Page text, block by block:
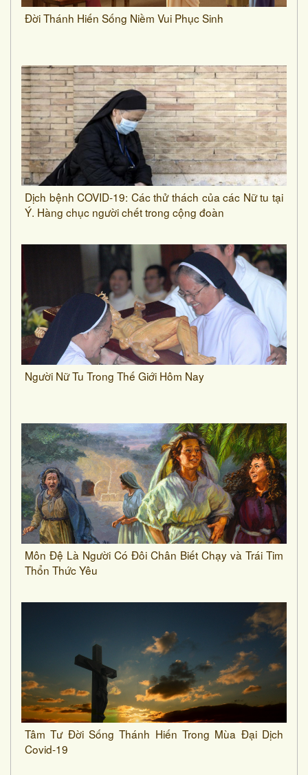
Đời Thánh Hiến Sống Niềm Vui Phục Sinh
Dịch bệnh COVID-19: Các thử thách của các Nữ tu tại
Ý. Hàng chục người chết trong cộng đoàn
Người Nữ Tu Trong Thế Giới Hôm Nay
Môn Đệ Là Người Có Đôi Chân Biết Chạy và Trái Tim
Thổn Thức Yêu
Tâm Tư Đời Sống Thánh Hiến Trong Mùa Đại Dịch
Covid-19